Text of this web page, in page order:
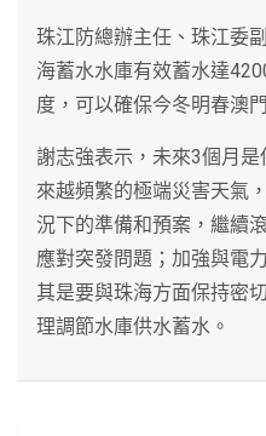
珠江防總辦主任、珠江委
海蓄水水庫有效蓄水達
度，可以確保今冬明春澳
謝志強表示，未來3個月
來越頻繁的極端災害天氣
況下的準備和預案，繼續
應對突發問題；加強與電
其是要與珠海方面保持密
理調節水庫供水蓄水。